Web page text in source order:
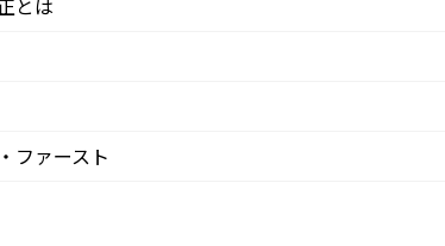
とは
ファースト